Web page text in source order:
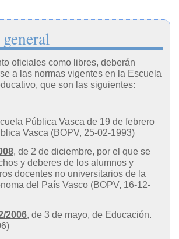
oficiales como libres, deberán
a las normas vigentes en la Escuela
que son las siguientes:
Pública Vasca de 19 de febrero
Vasca (BOPV, 25-02-1993)
, de 2 de diciembre, por el que se
y deberes de los alumnos y
docentes no universitarios de la
del País Vasco (BOPV, 16-12-
2006, de 3 de mayo, de Educación.